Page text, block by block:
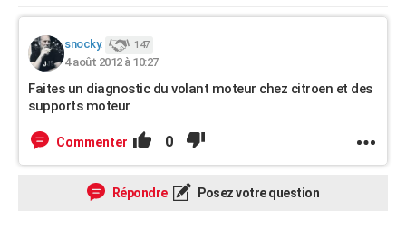
snocky. 147
4 août 2012 à 10:27
Faites un diagnostic du volant moteur chez citroen et des
supports moteur
Commenter 0
Répondre Posez votre question